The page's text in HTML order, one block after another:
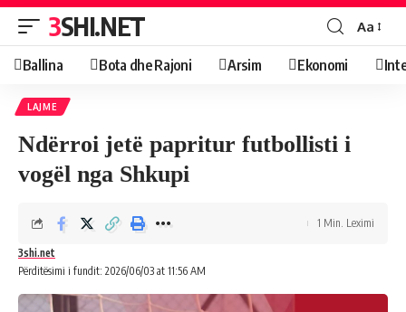
3SHI.NET Aa
Ballina Bota dhe Rajoni Arsim Ekonomi
LAJME
Ndërroi jetë papritur futbollisti i
vogël nga Shkupi
Përditësimi i fundit: 2026/06/03 at 11:56 AM
3shi.net
1 Min. Leximi